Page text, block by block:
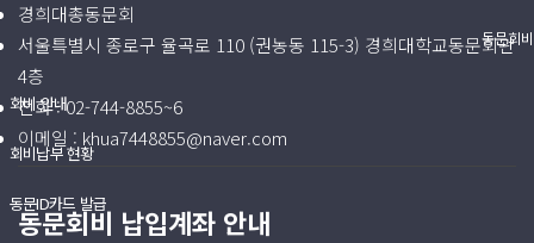
동문회비
회비 안내
회비납부 현황
동문ID카드 발급
경희대총동문회
서울특별시 종로구 율곡로 110 (권농동 115-3) 경희대학교동문회관
4층
전화 :02-744-8855~6
이메일 : khua7448855@naver.com
동문회비 납입계좌 안내